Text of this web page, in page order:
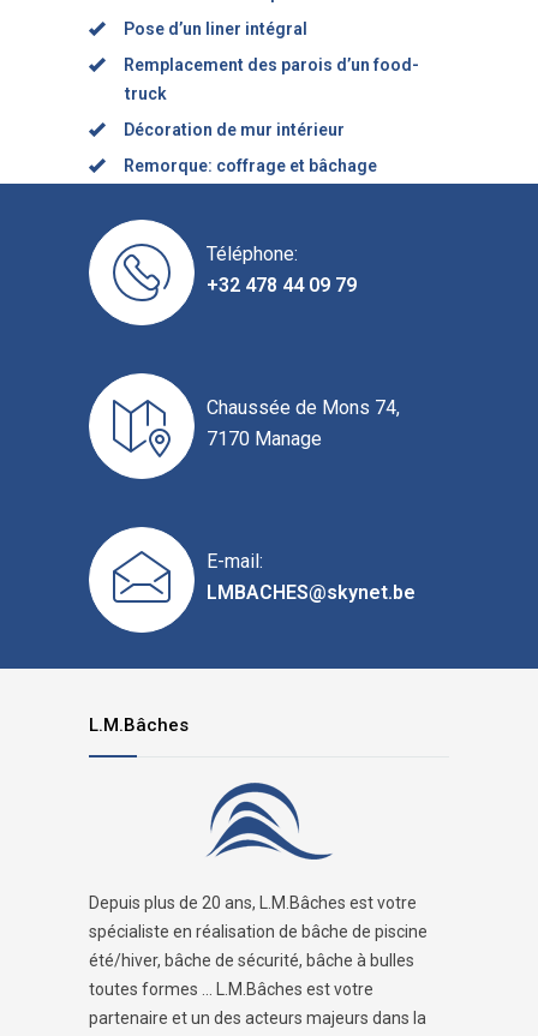
Pose d’un liner intégral
Remplacement des parois d’un food-
truck
Décoration de mur intérieur
Remorque: coffrage et bâchage
Téléphone:
+32 478 44 09 79
Chaussée de Mons 74,
7170 Manage
E-mail:
LMBACHES@skynet.be
L.M.Bâches
Depuis plus de 20 ans, L.M.Bâches est votre
spécialiste en réalisation de bâche de piscine
été/hiver, bâche de sécurité, bâche à bulles
toutes formes ... L.M.Bâches est votre
partenaire et un des acteurs majeurs dans la